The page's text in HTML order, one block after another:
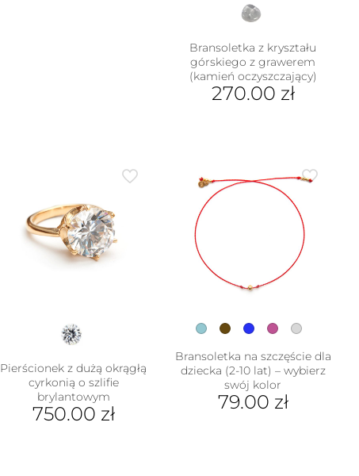
Bransoletka z kryształu
górskiego z grawerem
(kamień oczyszczający)
270.00 zł
Pierścionek z dużą okrągłą
cyrkonią o szlifie
brylantowym
750.00 zł
Bransoletka na szczęście dla
dziecka (2-10 lat) – wybierz
swój kolor
79.00 zł